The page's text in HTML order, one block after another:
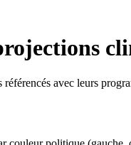
avec leurs